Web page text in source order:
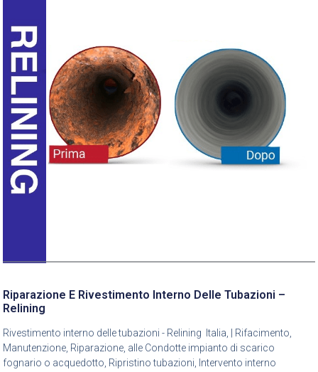
Riparazione E Rivestimento Interno Delle Tubazioni –
Relining
Rivestimento interno delle tubazioni - Relining Italia, | Rifacimento,
Manutenzione, Riparazione, alle Condotte impianto di scarico
fognario o acquedotto, Ripristino tubazioni, Intervento interno